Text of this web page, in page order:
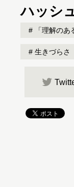
ハッシ
「理解のあ
生きづらさ